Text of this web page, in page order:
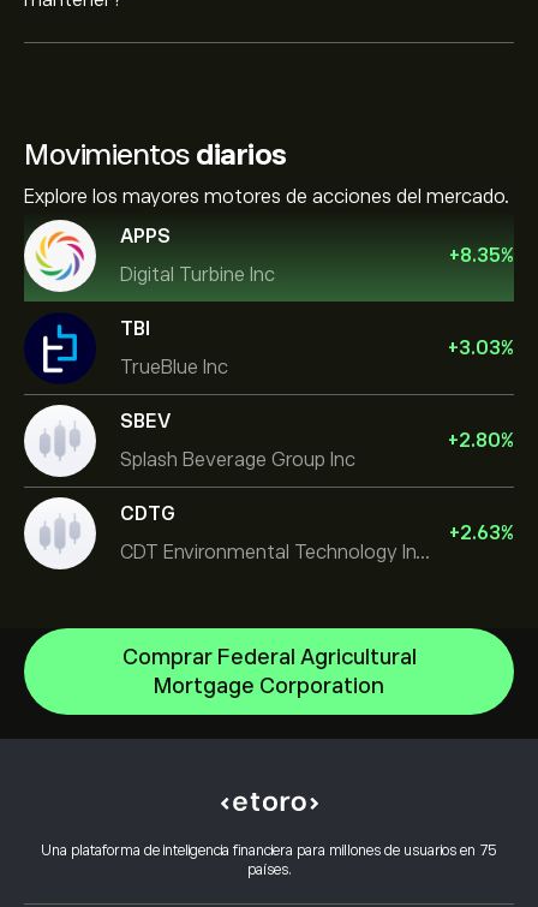
Movimientos diarios
Explore los mayores motores de acciones del mercado.
APPS
Digital Turbine Inc
+8.35%
TBI
TrueBlue Inc
+3.03%
SBEV
Splash Beverage Group Inc
+2.80%
CDTG
CDT Environmental Technology Investment Holdings L
+2.63%
Comprar Federal Agricultural
Mortgage Corporation
Una plataforma de inteligencia financiera para millones de usuarios en 75
países.
NVIDIA Corporation
Centro de ayuda
Abrir una cuenta
Cómo funciona el CopyTrading
¿Qué es el apalancamiento y el margen?
Explicación de la compra y venta
Por qué elegir eToro